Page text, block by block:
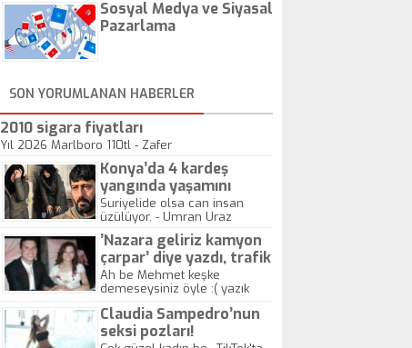
gösterisinin bu yarışmada
önemli olmadığını anlamıştır.
Sosyal Medya ve Siyasal
Pazarlama
SON YORUMLANAN HABERLER
2010 sigara fiyatları
Yıl 2026 Marlboro 110tl - Zafer
Konya’da 4 kardeş
yangında yaşamını
yitirdi
Suriyelide olsa can insan
üzülüyor. - Umran Uraz
’Nazara geliriz kamyon
çarpar’ diye yazdı, trafik
kazasında öldü!
Ah be Mehmet keşke
demeseysiniz öyle :( yazık
Claudia Sampedro’nun
seksi pozları!